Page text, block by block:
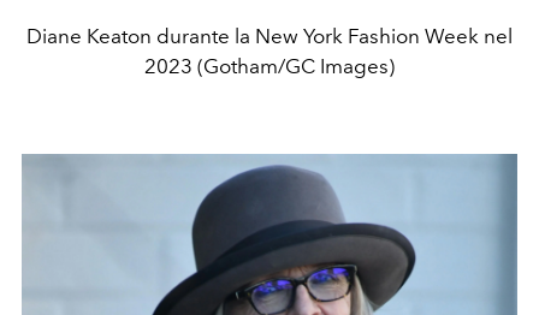
Diane Keaton durante la New York Fashion Week nel
2023 (Gotham/GC Images)